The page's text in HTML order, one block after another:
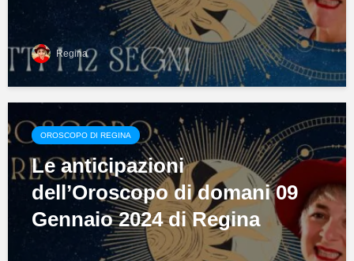
Regina
OROSCOPO DI REGINA
Le anticipazioni
dell’Oroscopo di domani 09
Gennaio 2024 di Regina